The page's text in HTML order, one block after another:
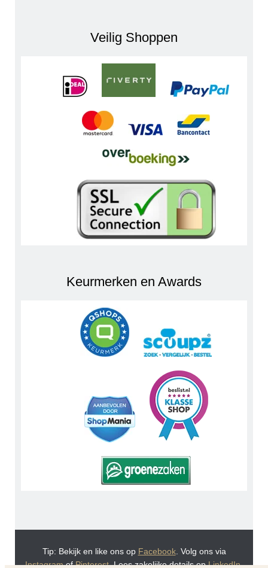
Veilig Shoppen
Keurmerken en Awards
Tip: Bekijk en like ons op Facebook. Volg ons via
InstagramofPinterest. Lees zakelijke details opLinkedIn.